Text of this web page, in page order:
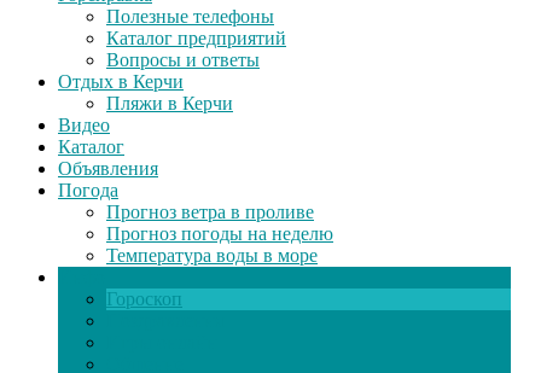
Полезные телефоны
Каталог предприятий
Вопросы и ответы
Отдых в Керчи
Пляжи в Керчи
Видео
Каталог
Объявления
Погода
Прогноз ветра в проливе
Прогноз погоды на неделю
Температура воды в море
Гороскоп